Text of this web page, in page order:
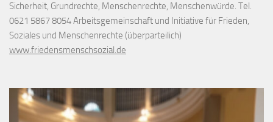
Sicherheit, Grundrechte, Menschenrechte, Menschenwürde. Tel.
0621 5867 8054 Arbeitsgemeinschaft und Initiative für Frieden,
Soziales und Menschenrechte (überparteilich)
www.friedensmenschsozial.de